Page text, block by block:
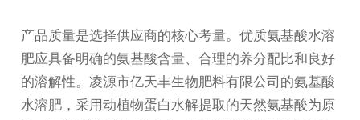
产品质量是选择供应商的核心考量。优质氨基酸水溶
肥应具备明确的氨基酸含量、合理的养分配比和良好
的溶解性。凌源市亿天丰生物肥料有限公司的氨基酸
水溶肥，采用动植物蛋白水解提取的天然氨基酸为原